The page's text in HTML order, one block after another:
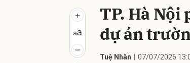
TP. Hà Nội
dự án
Tuệ Nhân 07/07/2026